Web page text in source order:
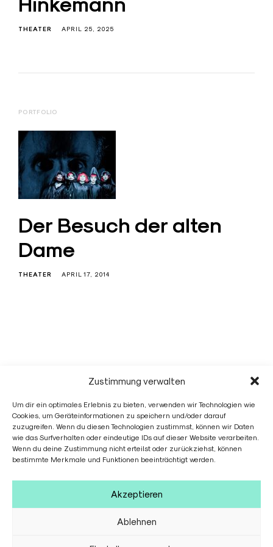
Zustimmung verwalten
Um dir ein optimales Erlebnis zu bieten, verwenden wir Technologien wie
Cookies, um Geräteinformationen zu speichern und/oder darauf
zuzugreifen. Wenn du diesen Technologien zustimmst, können wir Daten
wie das Surfverhalten oder eindeutige IDs auf dieser Website verarbeiten.
Wenn du deine Zustimmung nicht erteilst oder zurückziehst, können
bestimmte Merkmale und Funktionen beeinträchtigt werden.
Akzeptieren
Ablehnen
THEATER APRIL 25, 2025
PORTFOLIO
Der Besuch der alten
Dame
THEATER APRIL 17, 2014
Jonas Link
Jonas Link
D-22769 Hamburg